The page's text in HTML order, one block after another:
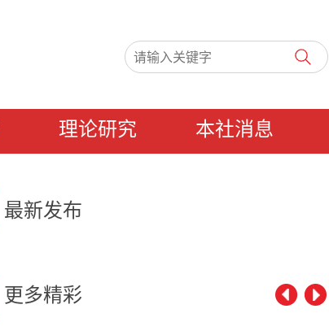
理论研究 本社消息
最新发布
更多精彩